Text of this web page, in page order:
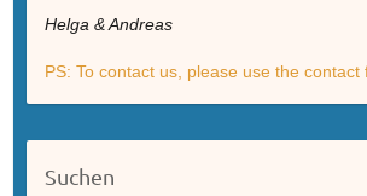
Helga & Andreas
PS: To contact us, please use the contact
Suchen